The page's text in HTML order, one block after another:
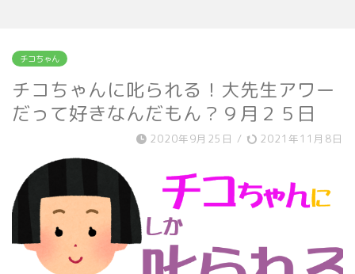
チコちゃん
チコちゃんに叱られる！大先生アワー
だって好きなんだもん？９月２５日
2020年9月25日 / 2021年11月8日